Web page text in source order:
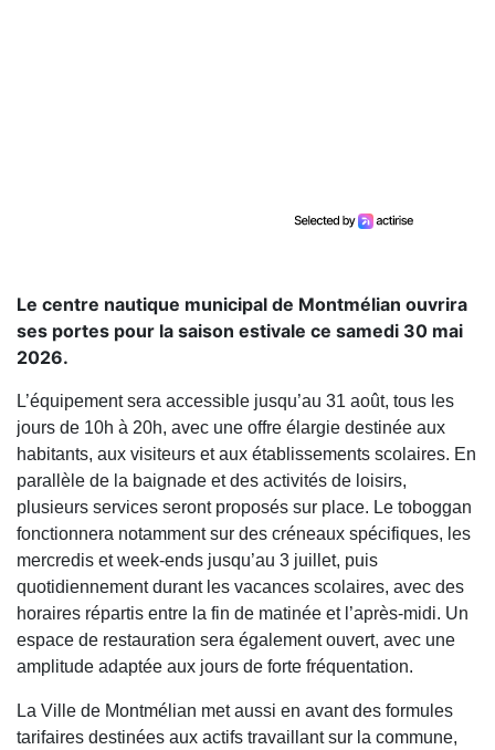
Le centre nautique municipal de Montmélian ouvrira
ses portes pour la saison estivale ce samedi 30 mai
2026.
L’équipement sera accessible jusqu’au 31 août, tous les
jours de 10h à 20h, avec une offre élargie destinée aux
habitants, aux visiteurs et aux établissements scolaires. En
parallèle de la baignade et des activités de loisirs,
plusieurs services seront proposés sur place. Le toboggan
fonctionnera notamment sur des créneaux spécifiques, les
mercredis et week-ends jusqu’au 3 juillet, puis
quotidiennement durant les vacances scolaires, avec des
horaires répartis entre la fin de matinée et l’après-midi. Un
espace de restauration sera également ouvert, avec une
amplitude adaptée aux jours de forte fréquentation.
La Ville de Montmélian met aussi en avant des formules
tarifaires destinées aux actifs travaillant sur la commune,